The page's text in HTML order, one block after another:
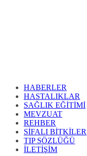
HABERLER
HASTALIKLAR
SAĞLIK EĞİTİMİ
MEVZUAT
REHBER
SİFALI BİTKİLER
TIP SÖZLÜĞÜ
İLETİŞİM